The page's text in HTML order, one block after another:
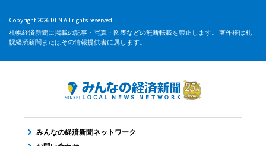
Copyright 2026 DEN All rights reserved.
札幌経済新聞に掲載の記事・写真・図表などの無断転載を禁止します。 著作権は札
幌経済新聞またはその情報提供者に属します。
みんなの経済新聞ネットワーク